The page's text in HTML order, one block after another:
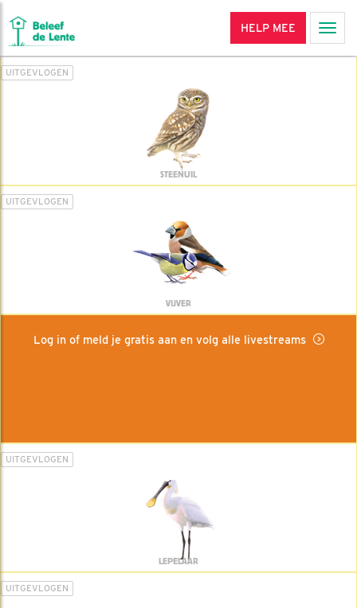
HELP MEE
UITGEVLOGEN
STEENUIL
UITGEVLOGEN
VIJVER
Log in of meld je gratis aan en volg alle livestreams
UITGEVLOGEN
LEPELAAR
UITGEVLOGEN